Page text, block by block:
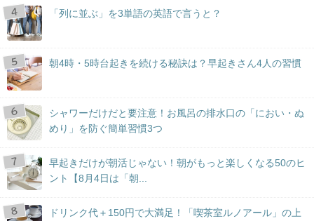
「列に並ぶ」を3単語の英語で言うと？
朝4時・5時台起きを続ける秘訣は？早起きさん4人の習慣
シャワーだけだと要注意！お風呂の排水口の「におい・ぬ
めり」を防ぐ簡単習慣3つ
早起きだけが朝活じゃない！朝がもっと楽しくなる50のヒ
ント【8月4日は「朝...
ドリンク代＋150円で大満足！「喫茶室ルノアール」の上